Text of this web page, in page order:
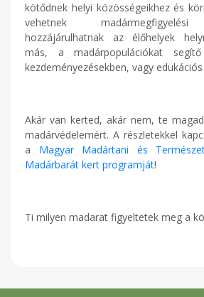
kötődnek helyi közösségeikhez és
vehetnek madármegfigyelési
hozzájárulhatnak az élőhelyek
más, a madárpopulációkat segítő
kezdeményezésekben, vagy
Akár van kerted, akár nem, te
madárvédelemért. A részletekkel
a Magyar Madártani és
Madárbarát kert programját!
Ti milyen madarat figyeltetek meg a